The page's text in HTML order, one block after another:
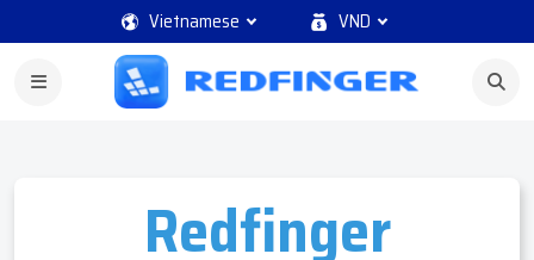
Vietnamese VND
Redfinger